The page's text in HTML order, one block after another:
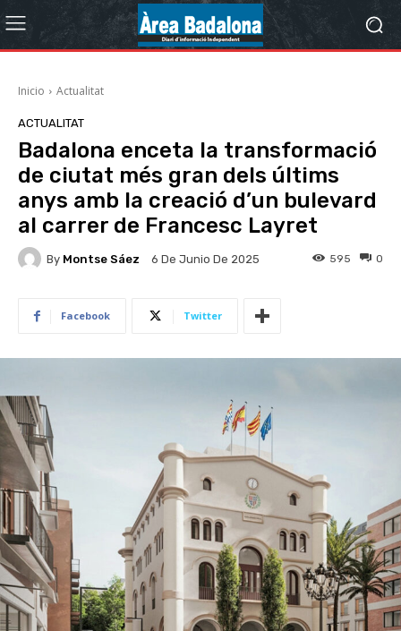
Inicio Actualitat
ACTUALITAT
Badalona enceta la transformació
de ciutat més gran dels últims
anys amb la creació d’un bulevard
al carrer de Francesc Layret
By Montse Sáez 6 De Junio De 2025 0
595
Facebook Twitter